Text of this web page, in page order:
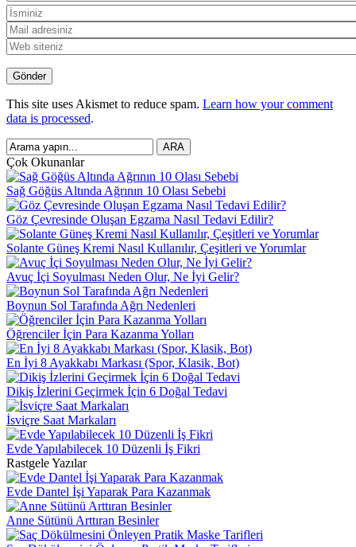
This site uses Akismet to reduce spam. Learn how your comment
data is processed.
Çok Okunanlar
Sağ Göğüs Altında Ağrının 10 Olası Sebebi
Göz Çevresinde Oluşan Egzama Nasıl Tedavi Edilir?
Solante Güneş Kremi Nasıl Kullanılır, Çeşitleri ve Yorumlar
Avuç İçi Soyulması Neden Olur, Ne İyi Gelir?
Boynun Sol Tarafında Ağrı Nedenleri
Öğrenciler İçin Para Kazanma Yolları
En İyi 8 Ayakkabı Markası (Spor, Klasik, Bot)
Dikiş İzlerini Geçirmek İçin 6 Doğal Tedavi
İsviçre Saat Markaları
Evde Yapılabilecek 10 Düzenli İş Fikri
Rastgele Yazılar
Evde Dantel İşi Yaparak Para Kazanmak
Anne Sütünü Arttıran Besinler